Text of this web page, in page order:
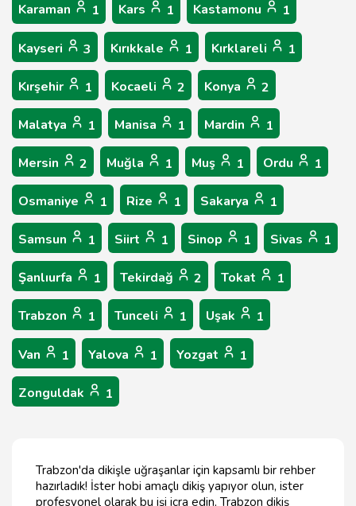
Karaman 1 Kars 1 Kastamonu 1
Kayseri 3 Kırıkkale 1 Kırklareli 1
Kırşehir 1 Kocaeli 2 Konya 2
Malatya 1 Manisa 1 Mardin 1
Mersin 2 Muğla 1 Muş 1 Ordu 1
Osmaniye 1 Rize 1 Sakarya 1
Samsun 1 Siirt 1 Sinop 1 Sivas 1
Şanlıurfa 1 Tekirdağ 2 Tokat 1
Trabzon 1 Tunceli 1 Uşak 1
Van 1 Yalova 1 Yozgat 1
Zonguldak 1
Trabzon'da dikişle uğraşanlar için kapsamlı bir rehber
hazırladık! İster hobi amaçlı dikiş yapıyor olun, ister
profesyonel olarak bu işi icra edin, Trabzon dikiş